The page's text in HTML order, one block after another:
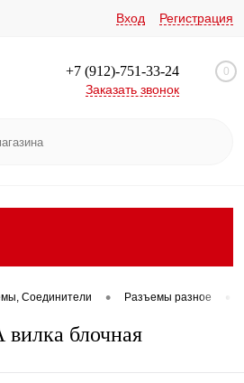
Вход Регистрация
+7 (912)-751-33-24
Заказать звонок
0
Соединители • Разъемы разное
блочная